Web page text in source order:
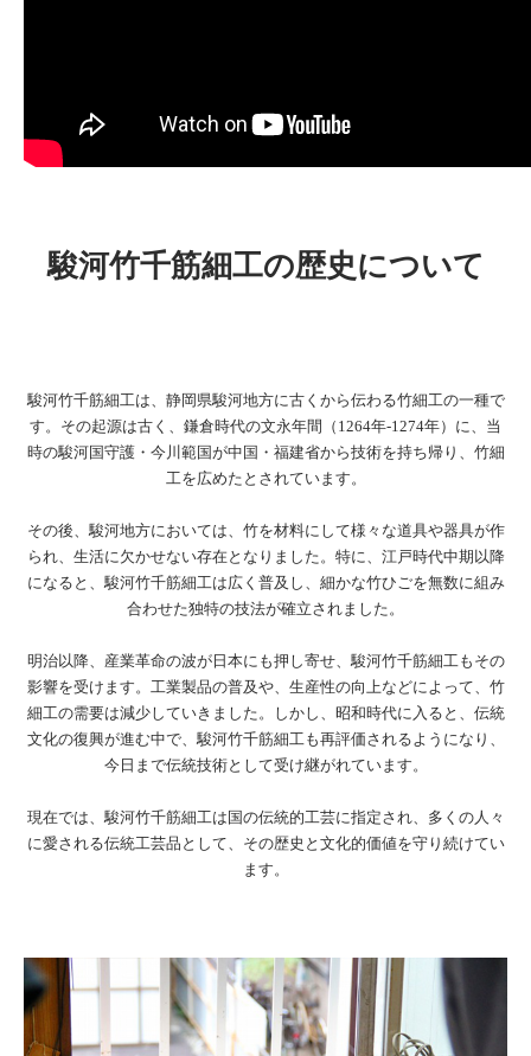
駿河竹千筋細工の歴史について
駿河竹千筋細工は、静岡県駿河地方に古くから伝わる竹細工の一種で
す。その起源は古く、鎌倉時代の文永年間（1264年-1274年）に、当
時の駿河国守護・今川範国が中国・福建省から技術を持ち帰り、竹細
工を広めたとされています。
その後、駿河地方においては、竹を材料にして様々な道具や器具が作
られ、生活に欠かせない存在となりました。特に、江戸時代中期以降
になると、駿河竹千筋細工は広く普及し、細かな竹ひごを無数に組み
合わせた独特の技法が確立されました。
明治以降、産業革命の波が日本にも押し寄せ、駿河竹千筋細工もその
影響を受けます。工業製品の普及や、生産性の向上などによって、竹
細工の需要は減少していきました。しかし、昭和時代に入ると、伝統
文化の復興が進む中で、駿河竹千筋細工も再評価されるようになり、
今日まで伝統技術として受け継がれています。
現在では、駿河竹千筋細工は国の伝統的工芸に指定され、多くの人々
に愛される伝統工芸品として、その歴史と文化的価値を守り続けてい
ます。